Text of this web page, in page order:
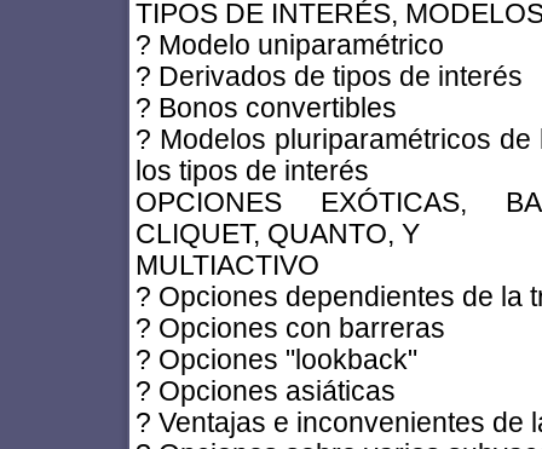
TIPOS DE INTERÉS,
? Modelo uniparamétrico
? Derivados de tipos de interés
? Bonos convertibles
? Modelos pluriparamétricos
los tipos de interés
OPCIONES EXÓTICAS,
CLIQUET, QUANTO, Y
MULTIACTIVO
? Opciones dependientes de la
? Opciones con barreras
? Opciones "lookback"
? Opciones asiáticas
? Ventajas e inconvenientes de